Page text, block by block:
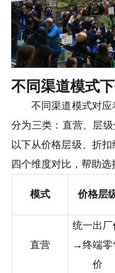
不同渠道模式
不同渠道模式对应
分为三类：直营、层
以下从价格层级、折
四个维度对比，帮助选
模式 价格层
直营
统一出厂
→终端零
价